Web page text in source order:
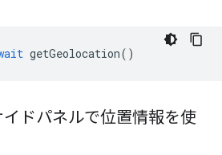
getGeolocation()
ドパネルで位置情報を使